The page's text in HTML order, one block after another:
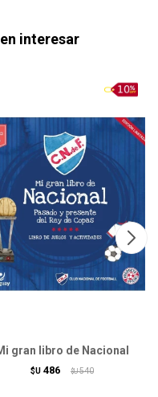
interesar
gran libro de Nacional
$U 486 $U 540